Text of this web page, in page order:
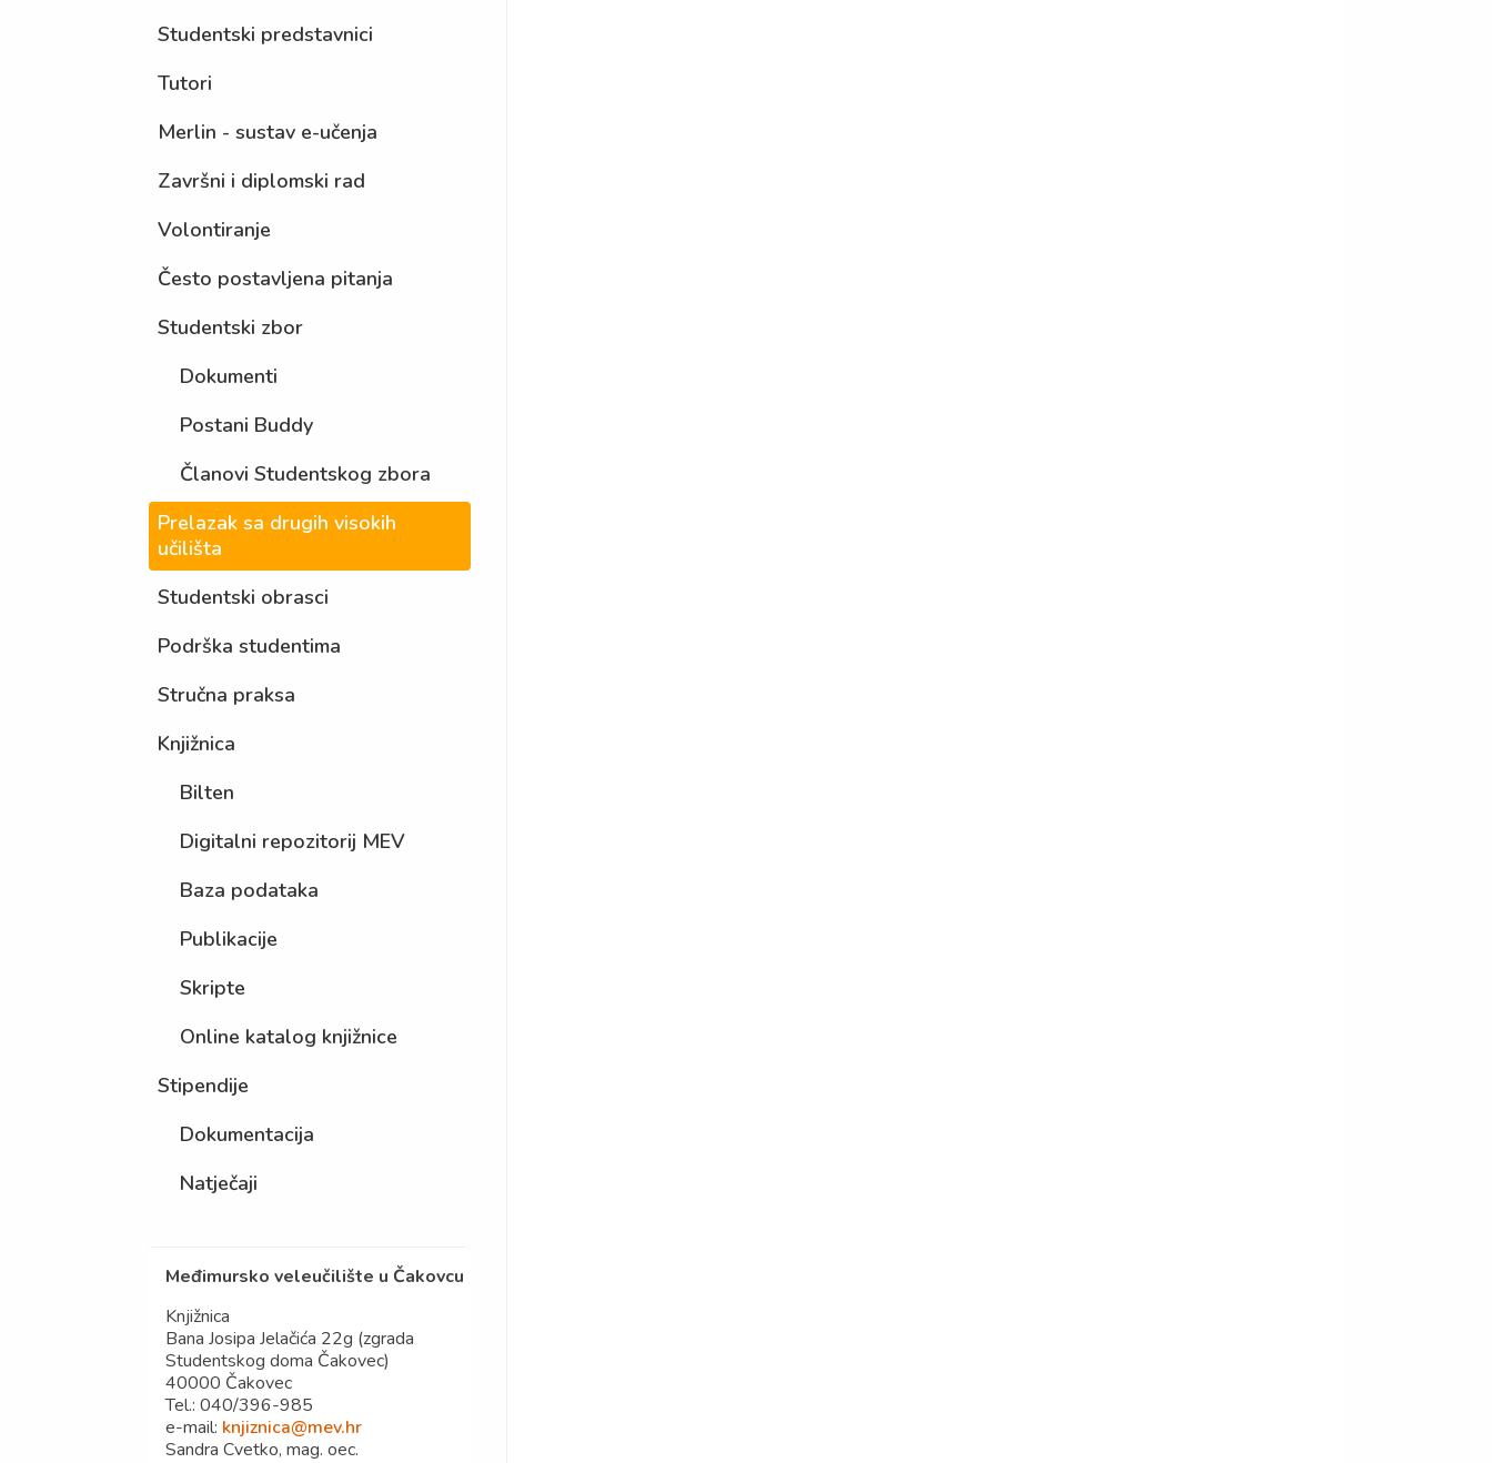
Studentski predstavnici
Tutori
Merlin - sustav e-učenja
Završni i diplomski rad
Volontiranje
Često postavljena pitanja
Studentski zbor
Dokumenti
Postani Buddy
Članovi Studentskog zbora
Prelazak sa drugih visokih
učilišta
Studentski obrasci
Podrška studentima
Stručna praksa
Knjižnica
Bilten
Digitalni repozitorij MEV
Baza podataka
Publikacije
Skripte
Online katalog knjižnice
Stipendije
Dokumentacija
Natječaji
Međimursko veleučilište u Čakovcu
Knjižnica
Bana Josipa Jelačića 22g (zgrada
Studentskog doma Čakovec)
40000 Čakovec
Tel.: 040/396-985
e-mail: knjiznica@mev.hr
Sandra Cvetko, mag. oec.